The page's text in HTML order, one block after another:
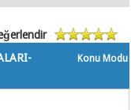
Konu Modu